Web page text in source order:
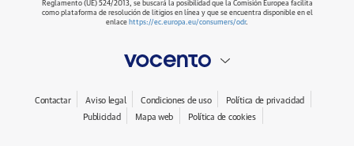
Reglamento (UE) 524/2013, se buscará la posibilidad que la Comisión Europea facilita
como plataforma de resolución de litigios en línea y que se encuentra disponible en el
enlace https://ec.europa.eu/consumers/odr.
Contactar Aviso legal Condiciones de uso
Política de privacidad
Publicidad
Mapa web Política de cookies